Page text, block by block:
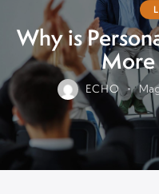
Why is
More
ECHO